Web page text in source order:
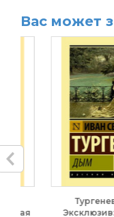
Вас может
Тургенев.
Эксклюзив: